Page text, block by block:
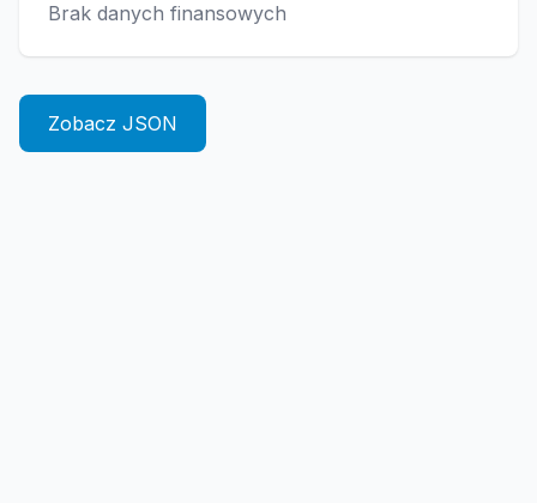
Brak danych finansowych
Zobacz JSON